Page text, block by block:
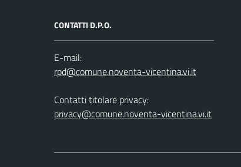
CONTATTI D.P.O.
E-mail:
Contatti titolare privacy:
privacy@comune.noventa-vicentina.vi.it